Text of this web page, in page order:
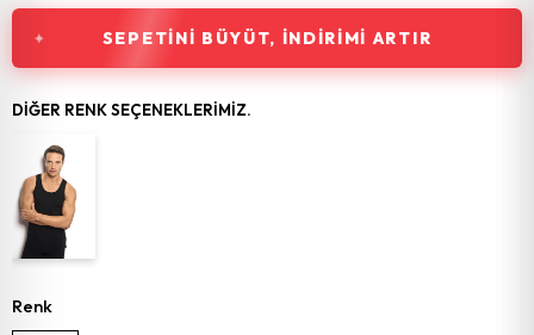
SEPETINI BÜYÜT, İNDIRIMI ARTIR
DIĞER RENK SEÇENEKLERIMIZ.
Renk